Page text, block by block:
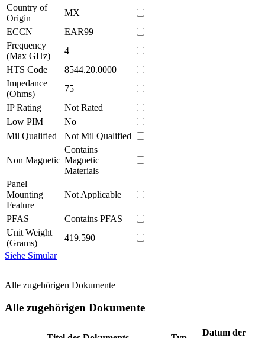
Country of
Origin
MX
ECCN
EAR99
Frequency
(Max GHz)
4
HTS Code
8544.20.0000
Impedance
(Ohms)
75
IP Rating
Not Rated
Low PIM
No
Mil Qualified
Not Mil Qualified
Non Magnetic
Contains
Magnetic
Materials
Panel
Mounting
Feature
Not Applicable
PFAS
Contains PFAS
Unit Weight
(Grams)
419.590
Siehe Simular
Alle zugehörigen Dokumente
Alle zugehörigen Dokumente
Datum der